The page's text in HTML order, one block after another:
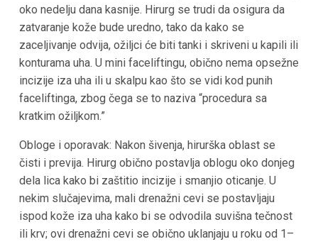
oko nedelju dana kasnije. Hirurg se trudi da osigura da
zatvaranje kože bude uredno, tako da kako se
zaceljivanje odvija, ožiljci će biti tanki i skriveni u kapili ili
konturama uha​. U mini faceliftingu, obično nema opsežne
incizije iza uha ili u skalpu kao što se vidi kod punih
faceliftinga, zbog čega se to naziva “procedura sa
kratkim ožiljkom.”
Obloge i oporavak: Nakon šivenja, hirurška oblast se
čisti i previja. Hirurg obično postavlja oblogu oko donjeg
dela lica kako bi zaštitio incizije i smanjio oticanje. U
nekim slučajevima, mali drenažni cevi se postavljaju
ispod kože iza uha kako bi se odvodila suvišna tečnost
ili krv; ovi drenažni cevi se obično uklanjaju u roku od 1–